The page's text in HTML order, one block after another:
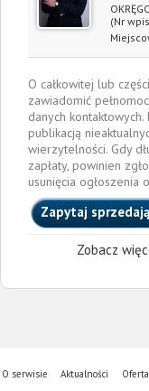
(Nr
O całkowitej lub
zawiadomić
danych
publikacją
wierzytelności. Gdy
zapłaty, powinien
usunięcia ogłoszenia
Zapytaj
Zobacz
O serwisie Aktualności Oferta